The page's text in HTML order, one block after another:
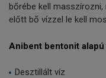
bőrébe kell
előtt bő vízzel le kell
Anibent bentonit
Desztillált víz